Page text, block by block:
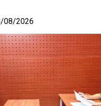
08/2026